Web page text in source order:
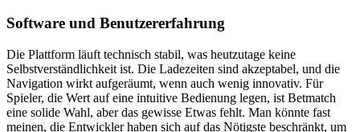
Software und Benutzererfahrung
Die Plattform läuft technisch stabil, was heutzutage keine
Selbstverständlichkeit ist. Die Ladezeiten sind akzeptabel, und die
Navigation wirkt aufgeräumt, wenn auch wenig innovativ. Für
Spieler, die Wert auf eine intuitive Bedienung legen, ist Betmatch
eine solide Wahl, aber das gewisse Etwas fehlt. Man könnte fast
meinen, die Entwickler haben sich auf das Nötigste beschränkt, um